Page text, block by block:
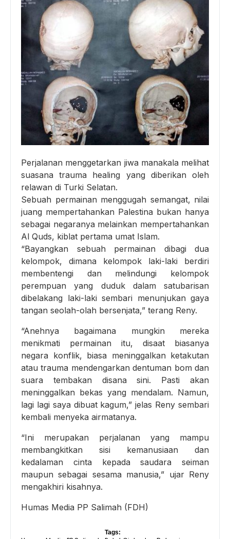
Perjalanan menggetarkan jiwa manakala melihat
suasana trauma healing yang diberikan oleh
relawan di Turki Selatan.
Sebuah permainan menggugah semangat, nilai
juang mempertahankan Palestina bukan hanya
sebagai negaranya melainkan mempertahankan
Al Quds, kiblat pertama umat Islam.
“Bayangkan sebuah permainan dibagi dua
kelompok, dimana kelompok laki-laki berdiri
membentengi dan melindungi kelompok
perempuan yang duduk dalam satubarisan
dibelakang laki-laki sembari menunjukan gaya
tangan seolah-olah bersenjata,” terang Reny.
“Anehnya bagaimana mungkin mereka
menikmati permainan itu, disaat biasanya
negara konflik, biasa meninggalkan ketakutan
atau trauma mendengarkan dentuman bom dan
suara tembakan disana sini. Pasti akan
meninggalkan bekas yang mendalam. Namun,
lagi lagi saya dibuat kagum,” jelas Reny sembari
kembali menyeka airmatanya.
“Ini merupakan perjalanan yang mampu
membangkitkan sisi kemanusiaan dan
kedalaman cinta kepada saudara seiman
maupun sebagai sesama manusia,” ujar Reny
mengakhiri kisahnya.
Humas Media PP Salimah (FDH)
Tags: